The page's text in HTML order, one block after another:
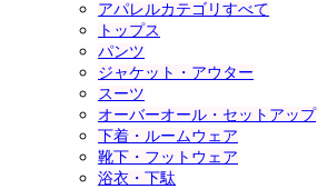
アパレルカテゴリすべて
トップス
パンツ
ジャケット・アウター
スーツ
オーバーオール・セットアップ
下着・ルームウェア
靴下・フットウェア
浴衣・下駄